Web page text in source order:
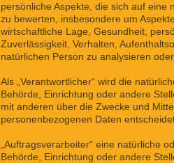
persönliche Aspekte, die sich auf eine
zu bewerten, insbesondere um
wirtschaftliche Lage, Gesundheit,
Zuverlässigkeit, Verhalten,
natürlichen Person zu analysieren
Als „Verantwortlicher“ wird die
Behörde, Einrichtung oder andere
mit anderen über die Zwecke und
personenbezogenen Daten
„Auftragsverarbeiter“ eine natürliche
Behörde, Einrichtung oder andere